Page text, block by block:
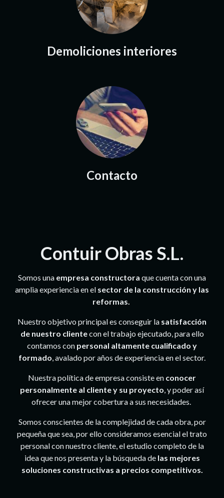
Demoliciones interiores
Contacto
Contuir Obras S.L.
Somos una empresa constructora que cuenta con una
amplia experiencia en el sector de la construcción y las
reformas.
Nuestro objetivo principal es conseguir la satisfacción
de nuestro clientecon el trabajo ejecutado, para ello
contamos con personal altamente cualificado y
formado , avalado por años de experiencia en el sector.
Nuestra política de empresa consiste en conocer
personalmente al cliente y su proyecto , y poder así
ofrecer una mejor cobertura a sus necesidades.
Somos conscientes de la complejidad de cada obra, por
pequeña que sea, por ello consideramos esencial el trato
personal con nuestro cliente, el estudio completo de la
idea que nos presenta y la búsqueda de las mejores
soluciones constructivas a precios competitivos.